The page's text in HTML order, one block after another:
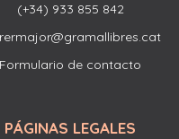
(+34) 933 855 842
Formulario de contacto
PÁGINAS LEGALES